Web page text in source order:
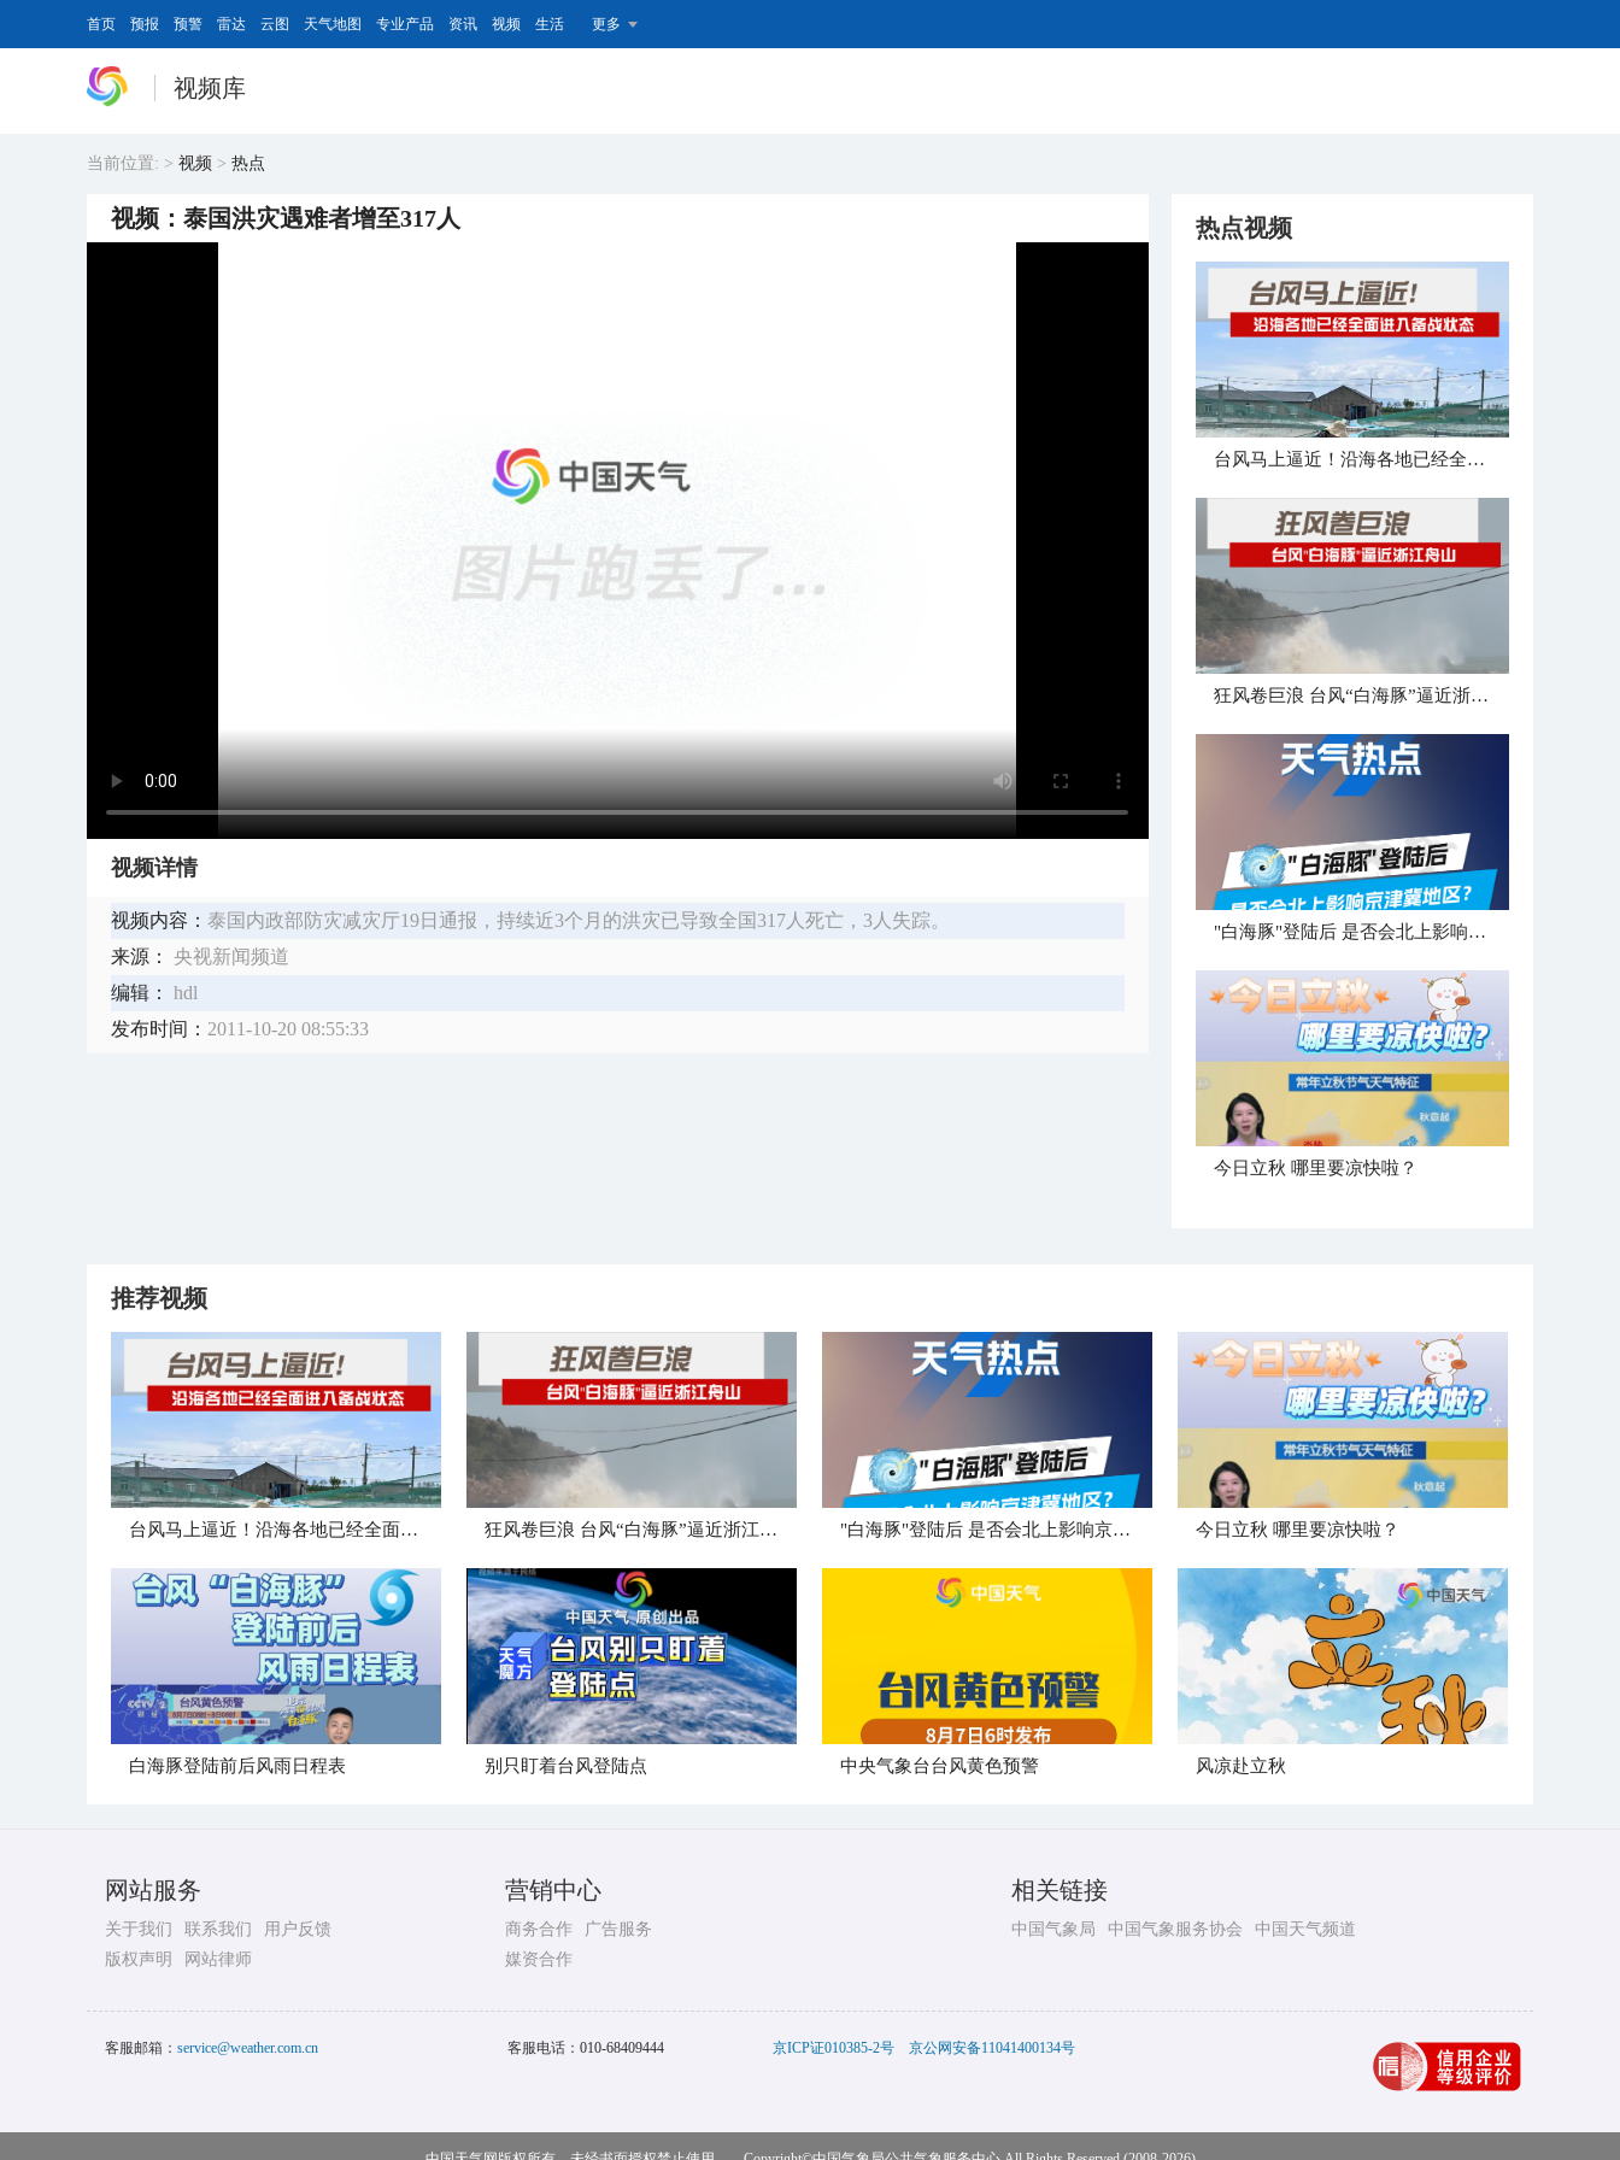
首页 预报 预警 雷达 云图 天气地图 专业产品 资讯 视频 生活 更多
视频库
当前位置: > 视频 > 热点
视频：泰国洪灾遇难者增至317人
视频详情
视频内容： 泰国内政部防灾减灾厅19日通报，持续近3个月的洪灾已导致全国317人死亡，3人失踪。
来源：
央视新闻频道
编辑：
hdl
发布时间： 2011-10-20 08:55:33
热点视频
台风马上逼近！沿海各地已经全面进入备战状态
狂风卷巨浪 台风“白海豚”逼近浙江舟山
"白海豚"登陆后 是否会北上影响京津冀地区？
今日立秋 哪里要凉快啦？
推荐视频
台风马上逼近！沿海各地已经全面进入备战状态 狂风卷巨浪 台风“白海豚”逼近浙江舟山 "白海豚"登陆后 是否会北上影响京津冀地区？ 今日立秋 哪里要凉快啦？
白海豚登陆前后风雨日程表 别只盯着台风登陆点 ​中央气象台台风黄色预警 风凉赴立秋
网站服务
关于我们 联系我们
用户反馈
版权声明
网站律师
营销中心
商务合作
广告服务
媒资合作
相关链接
中国气象局 中国气象服务协会 中国天气频道
客服邮箱： service@weather.com.cn 客服电话： 010-68409444 京ICP证010385-2号 京公网安备11041400134号